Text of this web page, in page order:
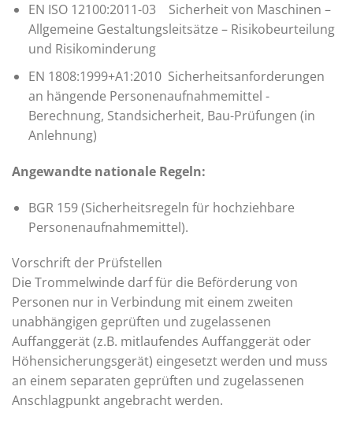
EN ISO 12100:2011-03 Sicherheit von Maschinen –
Allgemeine Gestaltungsleitsätze – Risikobeurteilung
und Risikominderung
EN 1808:1999+A1:2010 Sicherheitsanforderungen
an hängende Personenaufnahmemittel -
Berechnung, Standsicherheit, Bau-Prüfungen (in
Anlehnung)
Angewandte nationale Regeln:
BGR 159 (Sicherheitsregeln für hochziehbare
Personenaufnahmemittel).
Vorschrift der Prüfstellen
Die Trommelwinde darf für die Beförderung von
Personen nur in Verbindung mit einem zweiten
unabhängigen geprüften und zugelassenen
Auffanggerät (z.B. mitlaufendes Auffanggerät oder
Höhensicherungsgerät) eingesetzt werden und muss
an einem separaten geprüften und zugelassenen
Anschlagpunkt angebracht werden.